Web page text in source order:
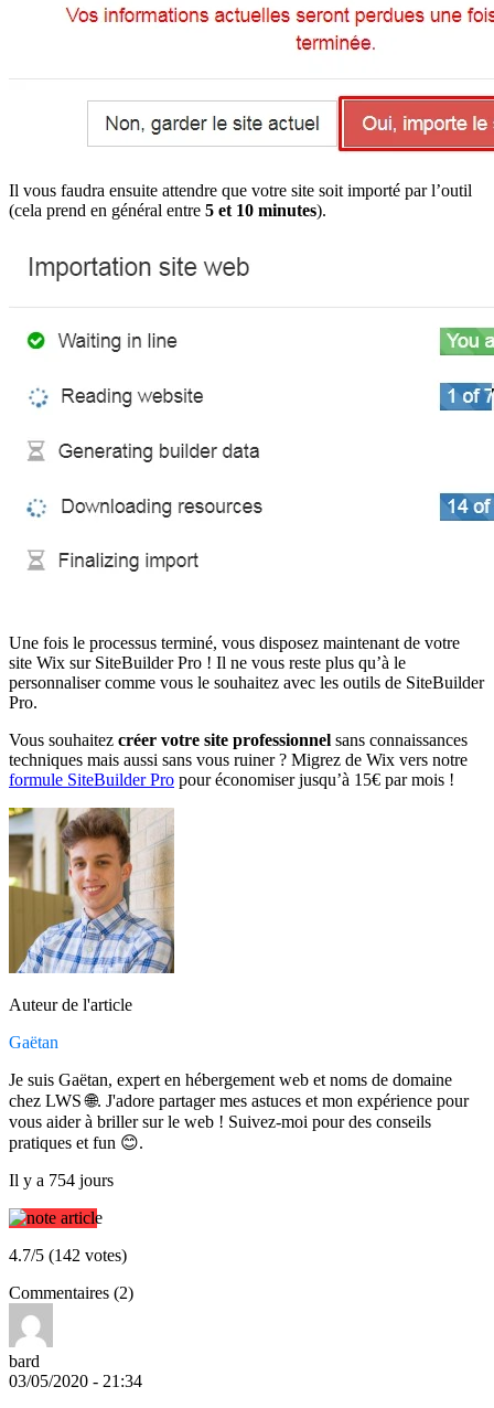
Il vous faudra ensuite attendre que votre site soit importé par l’outil
(cela prend en général entre 5 et 10 minutes).
Une fois le processus terminé, vous disposez maintenant de votre
site Wix sur SiteBuilder Pro ! Il ne vous reste plus qu’à le
personnaliser comme vous le souhaitez avec les outils de SiteBuilder
Pro.
Vous souhaitez créer votre site professionnel sans connaissances
techniques mais aussi sans vous ruiner ? Migrez de Wix vers notre
formule SiteBuilder Pro pour économiser jusqu’à 15€ par mois !
Auteur de l'article
Gaëtan
Je suis Gaëtan, expert en hébergement web et noms de domaine
chez LWS 🌐. J'adore partager mes astuces et mon expérience pour
vous aider à briller sur le web ! Suivez-moi pour des conseils
pratiques et fun 😊.
Il y a 754 jours
4.7/5 (142 votes)
Commentaires (2)
bard
03/05/2020 - 21:34